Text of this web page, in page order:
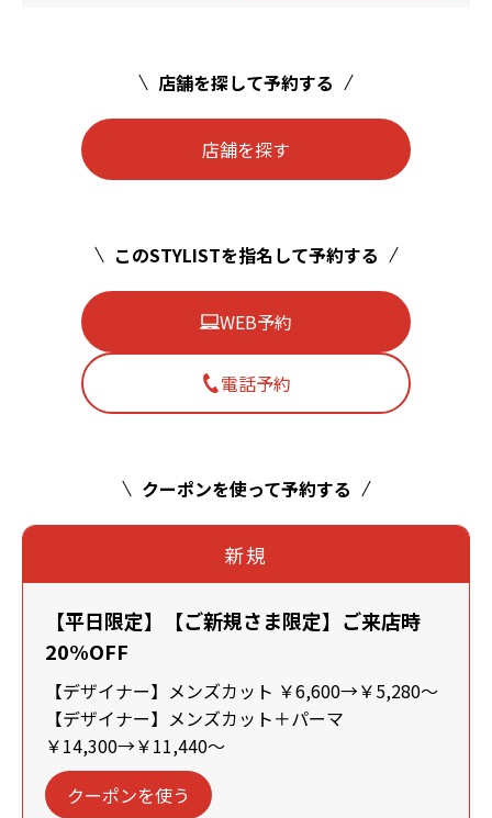
店舗を探して予約する
店舗を探す
このSTYLISTを指名して予約する
WEB予約
電話予約
クーポンを使って予約する
新規
【平日限定】【ご新規さま限定】ご来店時
20%OFF
【デザイナー】メンズカット ￥6,600→￥5,280～
【デザイナー】メンズカット＋パーマ
￥14,300→￥11,440～
クーポンを使う